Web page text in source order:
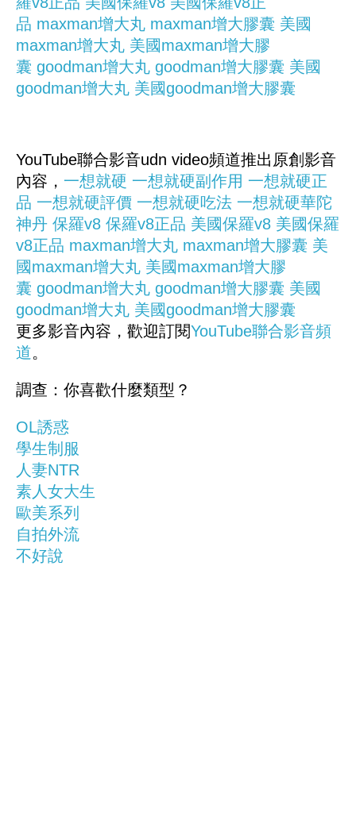
品 maxman增大丸 maxman增大膠囊 美國
maxman增大丸 美國maxman增大膠
囊 goodman增大丸 goodman增大膠囊 美國
goodman增大丸 美國goodman增大膠囊
YouTube聯合影音udn video頻道推出原創影音
內容， 一想就硬 一想就硬副作用 一想就硬正
品 一想就硬評價 一想就硬吃法 一想就硬華陀
神丹 保羅v8 保羅v8正品 美國保羅v8 美國保羅
v8正品 maxman增大丸 maxman增大膠囊 美
國maxman增大丸 美國maxman增大膠
囊 goodman增大丸 goodman增大膠囊 美國
goodman增大丸 美國goodman增大膠囊
更多影音內容，歡迎訂閱YouTube聯合影音頻
道。
調查：你喜歡什麼類型？
OL誘惑
學生制服
人妻NTR
素人女大生
歐美系列
自拍外流
不好說